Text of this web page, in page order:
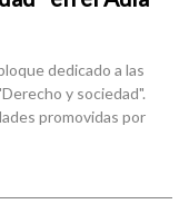
dedicado a las
y sociedad".
promovidas por